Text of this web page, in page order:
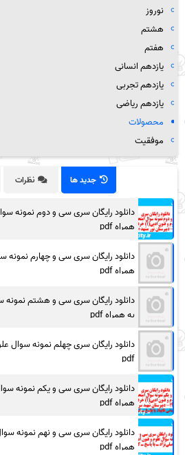
نوروز
هشتم
هفتم
یازدهم انسانی
یازدهم تجربی
یازدهم ریاضی
محصولات
موفقیت
جدید ها نظرات
دانلود رایگان سری سی و دوم نمونه
همراه pdf
دانلود رایگان سری سی و چهارم نمونه
همراه pdf
دانلود رایگان سری سی و هشتم نمونه
به همراه pdf
دانلود رایگان سری چهلم نمونه سوال
pdf
دانلود رایگان سری سی و یکم نمونه
همراه pdf
دانلود رایگان سری سی و نهم نمونه
همراه pdf